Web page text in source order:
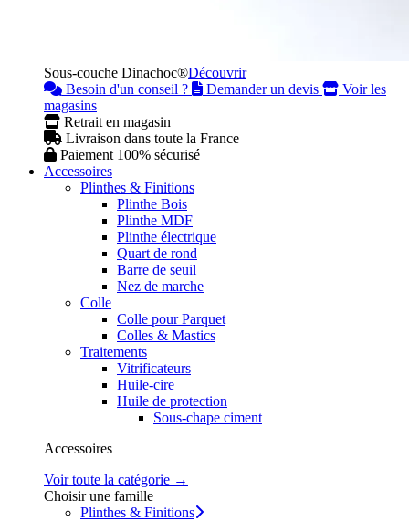
Sous-couche Dinachoc®Découvrir
Besoin d'un conseil ?
Demander un devis
Voir les
magasins
Retrait en magasin
Livraison dans toute la France
Paiement 100% sécurisé
Accessoires
Plinthes & Finitions
Plinthe Bois
Plinthe MDF
Plinthe électrique
Quart de rond
Barre de seuil
Nez de marche
Colle
Colle pour Parquet
Colles & Mastics
Traitements
Vitrificateurs
Huile-cire
Huile de protection
Sous-chape ciment
Accessoires
Voir toute la catégorie →
Choisir une famille
Plinthes & Finitions